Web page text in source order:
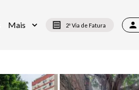
Mais 2ª Via de Fatura